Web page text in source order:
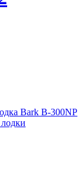
Bark B-300NP